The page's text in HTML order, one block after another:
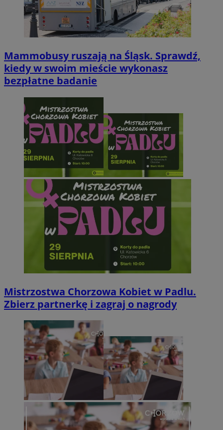
Mammobusy ruszają na Śląsk. Sprawdź,
kiedy w swoim mieście wykonasz
bezpłatne badanie
Mistrzostwa Chorzowa Kobiet w Padlu.
Zbierz partnerkę i zagraj o nagrody